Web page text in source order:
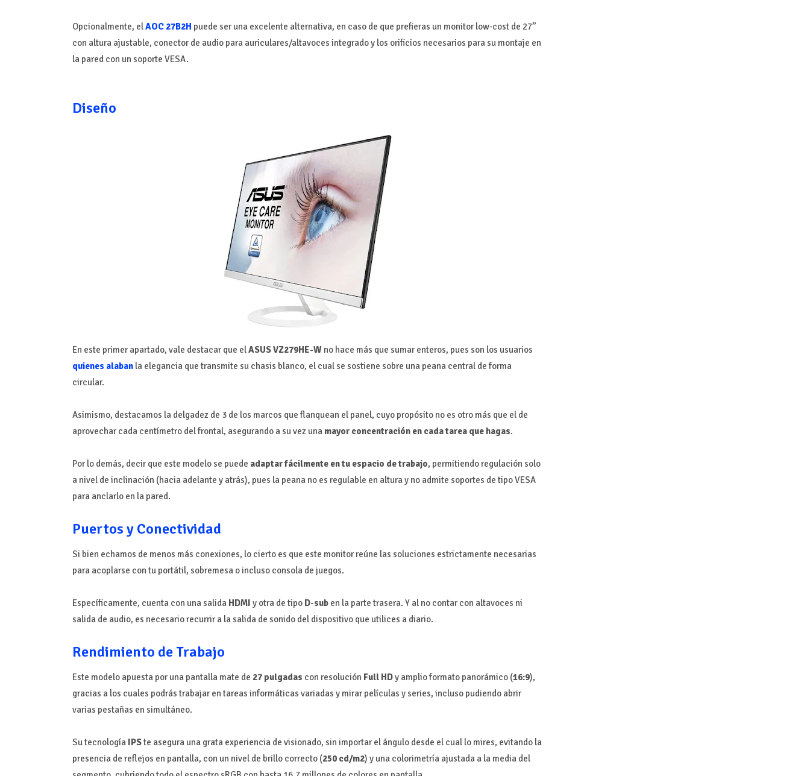
Opcionalmente, elAOC 27B2H puede ser una excelente alternativa, en caso de que prefieras un monitor low-cost de 27’’
con altura ajustable, conector de audio para auriculares/altavoces integrado y los orificios necesarios para su montaje en
la pared con un soporte VESA.
Diseño
En este primer apartado, vale destacar que elASUS VZ279HE-Wno hace más que sumar enteros, pues son los usuarios
quienes alabanla elegancia que transmite su chasis blanco, el cual se sostiene sobre una peana central de forma
circular.
Asimismo, destacamos la delgadez de 3 de los marcos que flanquean el panel, cuyo propósito no es otro más que el de
aprovechar cada centímetro del frontal, asegurando a su vez una mayor concentración en cada tarea que hagas.
Por lo demás, decir que este modelo se puede adaptar fácilmente en tu espacio de trabajo, permitiendo regulación solo
a nivel de inclinación (hacia adelante y atrás), pues la peana no es regulable en altura y no admite soportes de tipo VESA
para anclarlo en la pared.
Puertos y Conectividad
Si bien echamos de menos más conexiones, lo cierto es que este monitor reúne las soluciones estrictamente necesarias
para acoplarse con tu portátil, sobremesa o incluso consola de juegos.
Específicamente, cuenta con una salida HDMI y otra de tipo D-suben la parte trasera. Y al no contar con altavoces ni
salida de audio, es necesario recurrir a la salida de sonido del dispositivo que utilices a diario.
Rendimiento de Trabajo
Este modelo apuesta por una pantalla mate de 27 pulgadas con resolución Full HDy amplio formato panorámico (16:9),
gracias a los cuales podrás trabajar en tareas informáticas variadas y mirar películas y series, incluso pudiendo abrir
varias pestañas en simultáneo.
Su tecnología IPSte asegura una grata experiencia de visionado, sin importar el ángulo desde el cual lo mires, evitando la
presencia de reflejos en pantalla, con un nivel de brillo correcto (250 cd/m2) y una colorimetría ajustada a la media del